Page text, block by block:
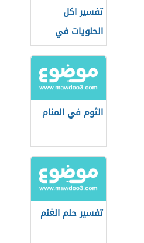
تفسير اكل
الحلويات في
المنام
الثوم في المنام
تفسير حلم الغنم